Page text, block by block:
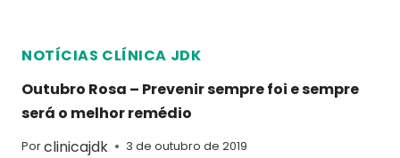
NOTÍCIAS CLÍNICA JDK
Outubro Rosa – Prevenir sempre foi e sempre
será o melhor remédio
Porclinicajdk 3 de outubro de 2019